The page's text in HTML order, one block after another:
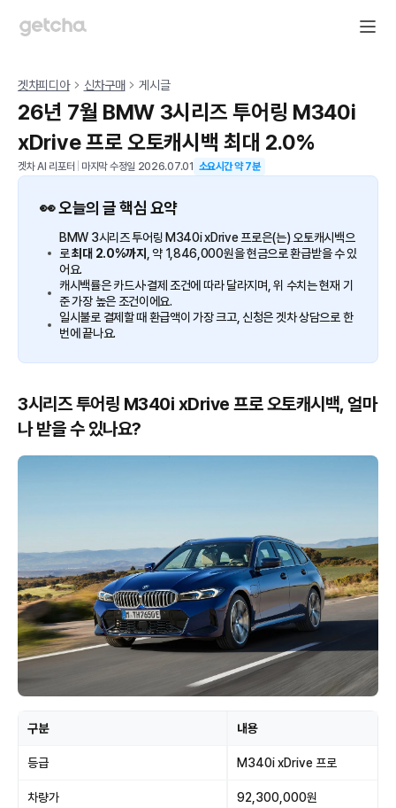
겟차피디아 신차구매 게시글
26년 7월 BMW 3시리즈 투어링 M340i
xDrive 프로 오토캐시백 최대 2.0%
겟차 AI 리포터 마지막 수정일 2026.07.01 소요시간 약7분
👀 오늘의 글 핵심 요약
BMW 3시리즈 투어링 M340i xDrive 프로은(는) 오토캐시백으
로최대 2.0%까지 , 약 1,846,000원을 현금으로 환급받을 수 있
어요.
캐시백률은 카드사·결제 조건에 따라 달라지며, 위 수치는 현재 기
준 가장 높은 조건이에요.
일시불로 결제할 때 환급액이 가장 크고, 신청은 겟차 상담으로 한
번에 끝나요.
3시리즈 투어링 M340i xDrive 프로 오토캐시백, 얼마
나 받을 수 있나요?
구분 내용
등급 M340i xDrive 프로
차량가 92,300,000원